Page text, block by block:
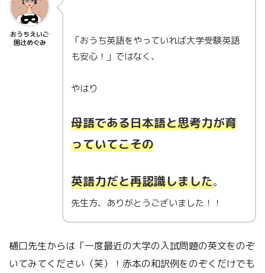
おうちえいご
園辻めぐみ
「おうち英語をやっていれば大学受験英語
も安心！」ではなく、
やはり
母語である日本語と思考力が育
っていてこその
英語力だと再認識しました。
先生方、ありがとうございました！！
樋口先生からは「一度最近の大学の入試問題の英文をのぞ
いてみてください（笑）！赤本の和訳例をのぞくだけでも